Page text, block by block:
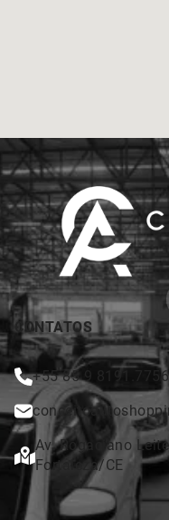
CONTATOS
+55 85 9 8191.7756
Av. Rogaciano
Fortaleza/CE